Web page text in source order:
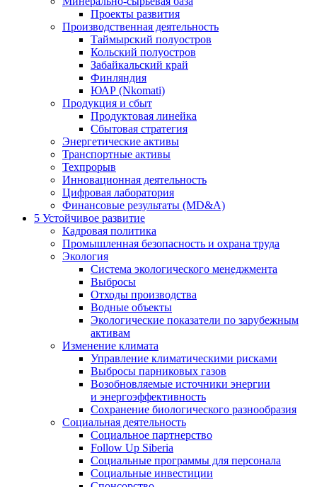
Проекты развития
Производственная деятельность
Таймырский полуостров
Кольский полуостров
Забайкальский край
Финляндия
ЮАР (Nkomati)
Продукция и сбыт
Продуктовая линейка
Сбытовая стратегия
Энергетические активы
Транспортные активы
Техпрорыв
Инновационная деятельность
Цифровая лаборатория
Финансовые результаты (MD&A)
5 Устойчивое развитие
Кадровая политика
Промышленная безопасность и охрана труда
Экология
Система экологического менеджмента
Выбросы
Отходы производства
Водные объекты
Экологические показатели по зарубежным
активам
Изменение климата
Управление климатическими рисками
Выбросы парниковых газов
Возобновляемые источники энергии
и энергоэффективность
Сохранение биологического разнообразия
Социальная деятельность
Социальное партнерство
Follow Up Siberia
Социальные программы для персонала
Социальные инвестиции